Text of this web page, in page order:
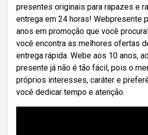
presentes originais para rapazes e
entrega em 24 horas! Webpresente
anos em promoção que você
você encontra as melhores ofertas
entrega rápida. Webe aos 10 anos,
presente já não é tão fácil, pois o
próprios interesses, caráter e
você dedicar tempo e atenção.